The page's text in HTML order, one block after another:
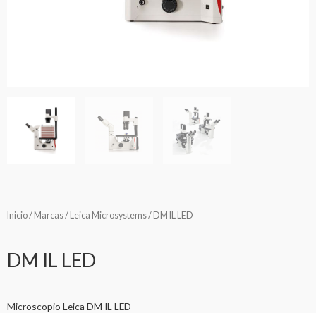
Inicio/ Marcas/ Leica Microsystems/ DM IL LED
DM IL LED
Microscopio Leica DM IL LED